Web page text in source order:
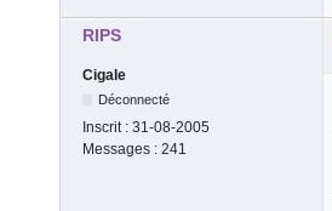
RIPS
Cigale
Déconnecté
Inscrit : 31-08-2005
Messages : 241